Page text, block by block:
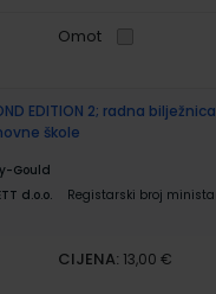
Omot
EDITION 2; radna
škole
Gould
d.o.o. Registarski broj
CIJENA: 13,00 €